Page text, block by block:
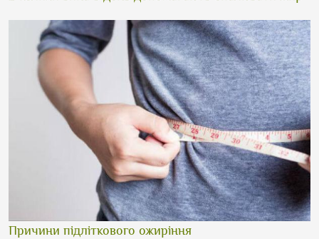
Причини підліткового ожиріння